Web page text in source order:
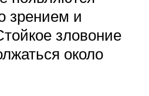
зрением и
зловоние
около